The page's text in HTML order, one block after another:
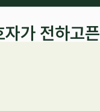
자가 전하고